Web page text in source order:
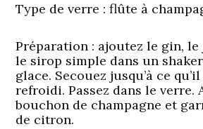
Type de verre : flûte à
Préparation : ajoutez le gin,
le sirop simple dans un
glace. Secouez jusqu’à ce
refroidi. Passez dans le verre.
bouchon de champagne et
de citron.